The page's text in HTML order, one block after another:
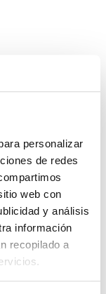
personalizar
de redes
web con
y análisis
información
recopilado a
para